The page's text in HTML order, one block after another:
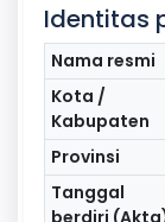
Identitas
Nama resmi
Kota /
Kabupaten
Provinsi
Tanggal
berdiri